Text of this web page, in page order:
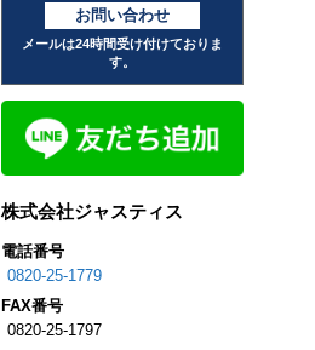
お問い合わせ
メールは24時間受け付けておりま
す。
株式会社ジャスティス
電話番号
0820-25-1779
FAX番号
0820-25-1797